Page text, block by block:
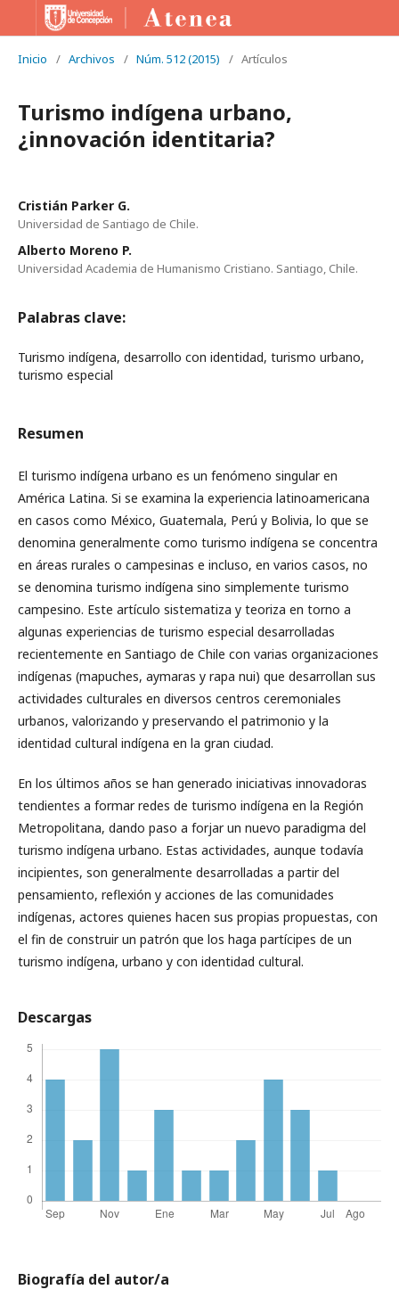
Inicio / Archivos / Núm. 512 (2015) / Artículos
Turismo indígena urbano,
¿innovación identitaria?
Cristián Parker G.
Universidad de Santiago de Chile.
Alberto Moreno P.
Universidad Academia de Humanismo Cristiano. Santiago, Chile.
Palabras clave:
Turismo indígena, desarrollo con identidad, turismo urbano,
turismo especial
Resumen
El turismo indígena urbano es un fenómeno singular en
América Latina. Si se examina la experiencia latinoamericana
en casos como México, Guatemala, Perú y Bolivia, lo que se
denomina generalmente como turismo indígena se concentra
en áreas rurales o campesinas e incluso, en varios casos, no
se denomina turismo indígena sino simplemente turismo
campesino. Este artículo sistematiza y teoriza en torno a
algunas experiencias de turismo especial desarrolladas
recientemente en Santiago de Chile con varias organizaciones
indígenas (mapuches, aymaras y rapa nui) que desarrollan sus
actividades culturales en diversos centros ceremoniales
urbanos, valorizando y preservando el patrimonio y la
identidad cultural indígena en la gran ciudad.
En los últimos años se han generado iniciativas innovadoras
tendientes a formar redes de turismo indígena en la Región
Metropolitana, dando paso a forjar un nuevo paradigma del
turismo indígena urbano. Estas actividades, aunque todavía
incipientes, son generalmente desarrolladas a partir del
pensamiento, reflexión y acciones de las comunidades
indígenas, actores quienes hacen sus propias propuestas, con
el fin de construir un patrón que los haga partícipes de un
turismo indígena, urbano y con identidad cultural.
Descargas
Biografía del autor/a